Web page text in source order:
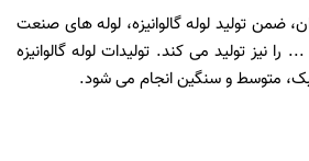
ضمن تولید لوله گالوانیزه، لوله های صنعت
را نیز تولید می کند. تولیدات لوله گالوانیزه
متوسط و سنگین انجام می شود.